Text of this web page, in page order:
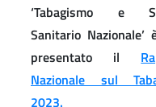
‘Tabagismo e
Sanitario Nazionale’
presentato il
Nazionale sul
2023.